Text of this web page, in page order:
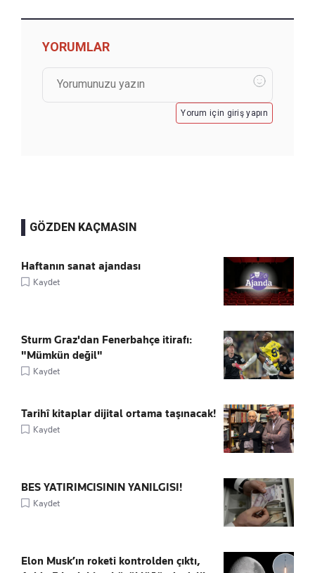
YORUMLAR
Yorum için giriş yapın
GÖZDEN KAÇMASIN
Haftanın sanat ajandası
Kaydet
Sturm Graz'dan Fenerbahçe itirafı:
"Mümkün değil"
Kaydet
Tarihî kitaplar dijital ortama taşınacak!
Kaydet
BES YATIRIMCISININ YANILGISI!
Kaydet
Elon Musk’ın roketi kontrolden çıktı,